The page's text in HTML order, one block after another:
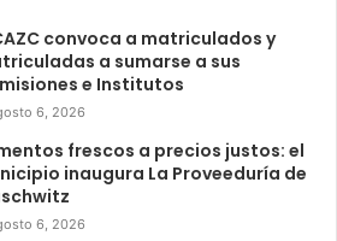
convoca a matriculados y
a sumarse a sus
e Institutos
6, 2026
frescos a precios justos: el
inaugura La Proveeduría de
6, 2026